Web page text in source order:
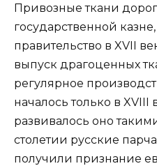
Привозные ткани
государственной
правительство в XVII
выпуск драгоценных
регулярное
началось только в XVIII
развивалось оно
столетии русские
получили признание